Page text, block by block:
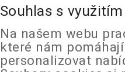
Souhlas s
Na našem webu
které nám
personalizovat